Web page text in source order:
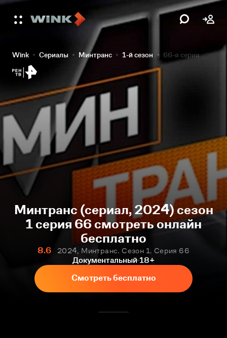
Wink Сериалы Минтранс 1-й сезон 66-я серия
Минтранс (сериал, 2024) сезон
1 серия 66 смотреть онлайн
бесплатно
8.6
2024, Минтранс. Сезон 1. Серия 66
Документальный 18+
Смотреть бесплатно